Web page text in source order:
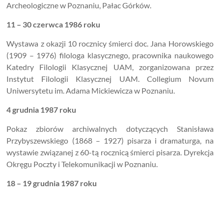
Archeologiczne w Poznaniu, Pałac Górków.
11 – 30 czerwca 1986 roku
Wystawa z okazji 10 rocznicy śmierci doc. Jana Horowskiego
(1909 – 1976) filologa klasycznego, pracownika naukowego
Katedry Filologii Klasycznej UAM, zorganizowana przez
Instytut Filologii Klasycznej UAM. Collegium Novum
Uniwersytetu im. Adama Mickiewicza w Poznaniu.
4 grudnia 1987 roku
Pokaz zbiorów archiwalnych dotyczących Stanisława
Przybyszewskiego (1868 – 1927) pisarza i dramaturga, na
wystawie związanej z 60-tą rocznicą śmierci pisarza. Dyrekcja
Okręgu Poczty i Telekomunikacji w Poznaniu.
18 – 19 grudnia 1987 roku